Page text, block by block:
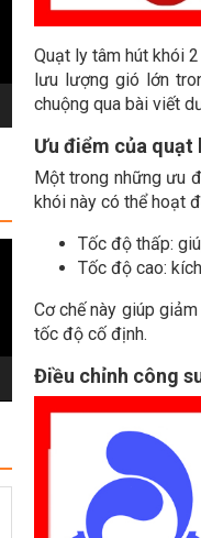
Quạt ly tâm hút khói
lưu lượng gió lớn
chuộng qua bài viết
Ưu điểm của quạt
Một trong những ưu
khói này có thể hoạt
Tốc độ thấp:
Tốc độ cao:
Cơ chế này giúp
tốc độ cố định.
Điều chỉnh công